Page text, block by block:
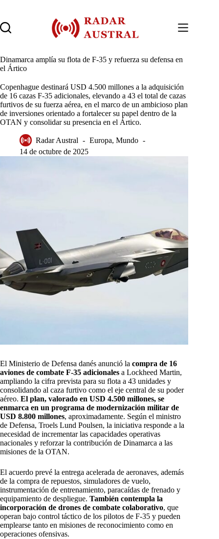
contenido
Dinamarca amplía su flota de F-35 y refuerza su defensa en
el Ártico
Copenhague destinará USD 4.500 millones a la adquisición
de 16 cazas F-35 adicionales, elevando a 43 el total de cazas
furtivos de su fuerza aérea, en el marco de un ambicioso plan
de inversiones orientado a fortalecer su papel dentro de la
OTAN y consolidar su presencia en el Ártico.
Radar Austral Europa, Mundo
14 de octubre de 2025
El Ministerio de Defensa danés anunció la compra de 16
aviones de combate F-35 adicionales a Lockheed Martin,
ampliando la cifra prevista para su flota a 43 unidades y
consolidando al caza furtivo como el eje central de su poder
aéreo. El plan, valorado en USD 4.500 millones, se
enmarca en un programa de modernización militar de
USD 8.800 millones, aproximadamente. Según el ministro
de Defensa, Troels Lund Poulsen, la iniciativa responde a la
necesidad de incrementar las capacidades operativas
nacionales y reforzar la contribución de Dinamarca a las
misiones de la OTAN.
El acuerdo prevé la entrega acelerada de aeronaves, además
de la compra de repuestos, simuladores de vuelo,
instrumentación de entrenamiento, paracaídas de frenado y
equipamiento de despliegue. También contempla la
incorporación de drones de combate colaborativo, que
operan bajo control táctico de los pilotos de F-35 y pueden
emplearse tanto en misiones de reconocimiento como en
operaciones ofensivas.